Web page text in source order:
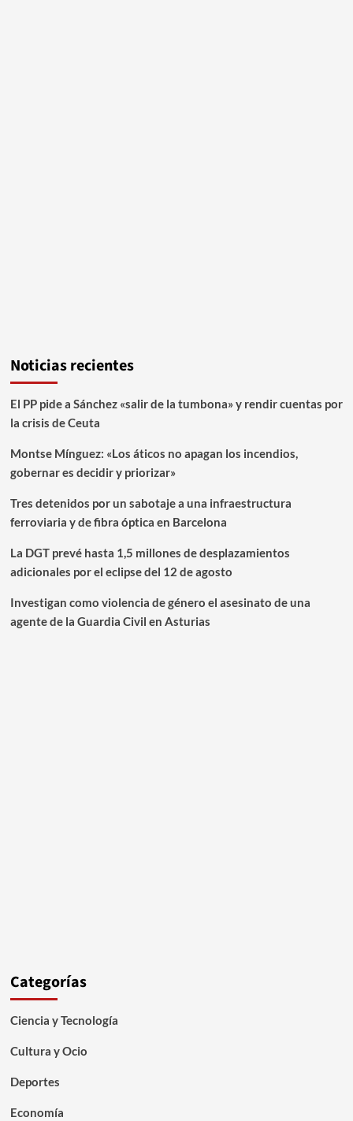
Noticias recientes
El PP pide a Sánchez «salir de la tumbona» y rendir cuentas por
la crisis de Ceuta
Montse Mínguez: «Los áticos no apagan los incendios,
gobernar es decidir y priorizar»
Tres detenidos por un sabotaje a una infraestructura
ferroviaria y de fibra óptica en Barcelona
La DGT prevé hasta 1,5 millones de desplazamientos
adicionales por el eclipse del 12 de agosto
Investigan como violencia de género el asesinato de una
agente de la Guardia Civil en Asturias
Categorías
Ciencia y Tecnología
Cultura y Ocio
Deportes
Economía